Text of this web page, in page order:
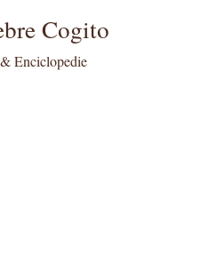
Cogito
Enciclopedie